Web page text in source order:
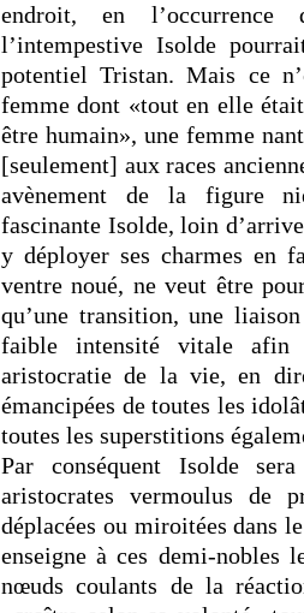
endroit, en
l’intempestive Isolde
potentiel Tristan. Mais ce
femme dont «tout en elle
être humain», une femme
[seulement] aux races
avènement de la figure
fascinante Isolde, loin
y déployer ses charmes en
ventre noué, ne veut être
qu’une transition, une
faible intensité vitale afin
aristocratie de la vie, en
émancipées de toutes les
toutes les superstitions
Par conséquent Isolde
aristocrates vermoulus de
déplacées ou miroitées dans
enseigne à ces demi-nobles
nœuds coulants de la